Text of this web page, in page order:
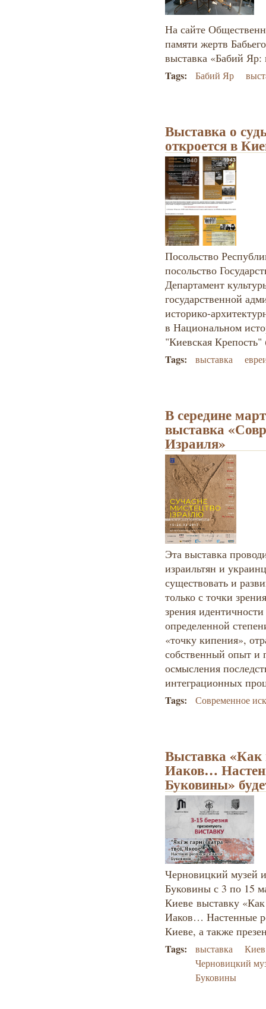
На сайте
памяти жертв
выставка «Бабий
Tags: Бабий Яр
Выставка о
откроется в
Посольство
посольство
Департамент
государственной
историко-
в Национальном
"Киевская
Tags: выставка
В середине
выставка
Израиля»
Эта выставка
израильтян и
существовать и
только с точки
зрения
определенной
«точку кипения»,
собственный опыт и
осмысления
интеграционных
Tags: Современное
Выставка
Иаков…
Буковины»
Черновицкий музей
Буковины с 3 по 15
Киеве выставку
Иаков… Настенные
Киеве, а также
Tags: выставка
Киев
Черновицкий
Буковины